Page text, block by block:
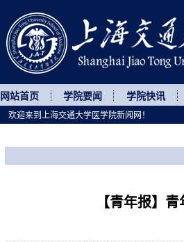
网站首页 学院要闻 学院快讯
【青年报】
欢迎来到上海交通大学医学院新闻网！